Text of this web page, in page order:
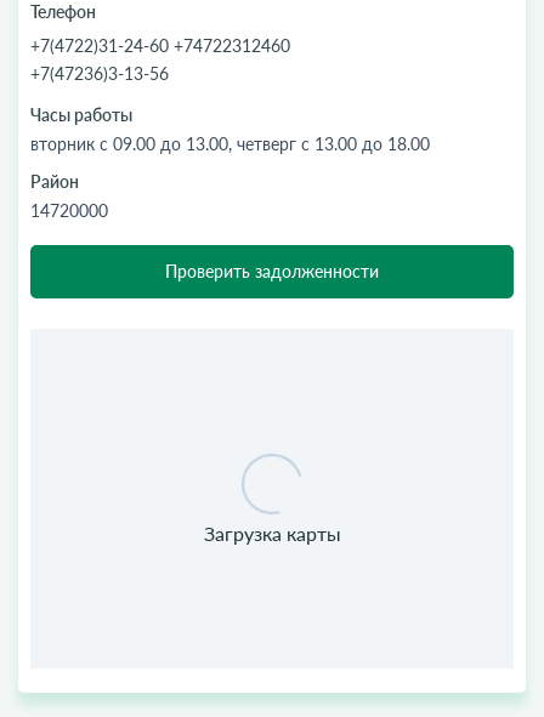
Телефон
+7(4722)31-24-60 +74722312460
+7(47236)3-13-56
Часы работы
вторник с 09.00 до 13.00, четверг с 13.00 до 18.00
Район
14720000
Проверить задолженности